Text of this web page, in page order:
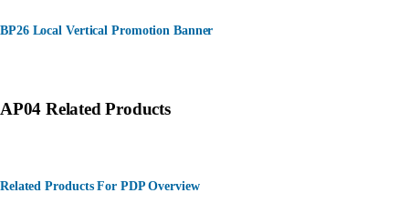
BP26 Local Vertical Promotion Banner
AP04 Related Products
Related Products For PDP Overview